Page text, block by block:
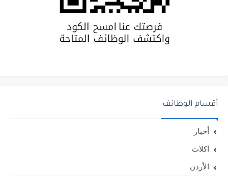
أقسام الوظائف
أخبار
اكلات
الأردن